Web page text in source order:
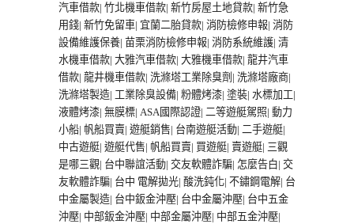
汽車借款| 竹北機車借款| 新竹房屋土地貸款| 新竹急
用錢| 新竹免留車| 宜蘭二胎貸款| 消防檢修申報| 消防
設備維護保養| 苗栗消防檢修申報| 消防系統維護| 清
水機車借款| 大雅汽車借款| 大雅機車借款| 龍井汽車
借款| 龍井機車借款| 洗滌塔工業除臭劑 | 洗滌塔廠商|
洗滌塔製造| 工業除臭設備| 粉體烤漆| 塗裝| 水標加工|
液體烤漆| 無膜標| ASA國際認證| 二等遊艇駕照| 動力
小船| 帆船買賣| 遊艇銷售| 台南遊艇活動| 二手遊艇|
中古遊艇| 遊艇代售| 帆船買賣| 買遊艇| 賣遊艇| 三觀
是哪三觀| 台中聯誼活動| 交友軟體詐騙| 怎麼告白| 交
友軟體詐騙| 台中 電解拋光| 酸洗鈍化| 不鏽鋼電解| 台
中金屬製造| 台中鈑金沖壓| 台中金屬沖壓| 台中五金
沖壓| 中部鈑金沖壓| 中部金屬沖壓| 中部五金沖壓|